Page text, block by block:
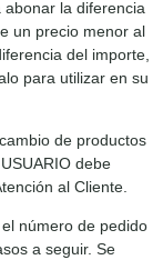
la diferencia
un precio menor al
del importe,
para utilizar en su
de productos
debe
al Cliente.
número de pedido
a seguir. Se